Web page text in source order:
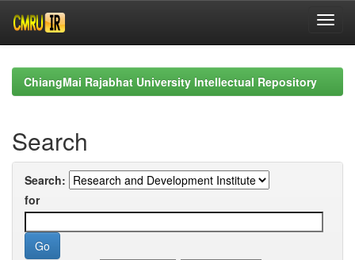
navigationChiangMai Rajabhat University Intellectual Repository
Search
Search:
for